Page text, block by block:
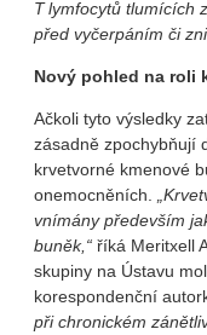
T lymfocytů tlumících
před vyčerpáním či
Nový pohled na roli
Ačkoli tyto výsledky
zásadně zpochybňují
krvetvorné kmenové
onemocněních.
vnímány především
buněk,“ říká Meritxell
skupiny na Ústavu
korespondenční
při chronickém